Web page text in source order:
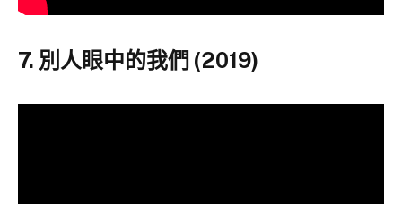
7. 別人眼中的我們 (2019)